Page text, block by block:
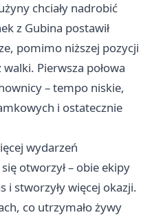
chciały nadrobić
z Gubina postawił
pomimo niższej pozycji
Pierwsza połowa
– tempo niskie,
i ostatecznie
wydarzeń
otworzył – obie ekipy
i stworzyły więcej okazji.
co utrzymało żywy